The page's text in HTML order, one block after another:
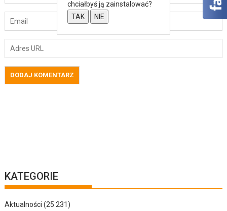
KATEGORIE
Aktualności (25 231)
chciałbyś ją zainstalować?
TAK
NIE